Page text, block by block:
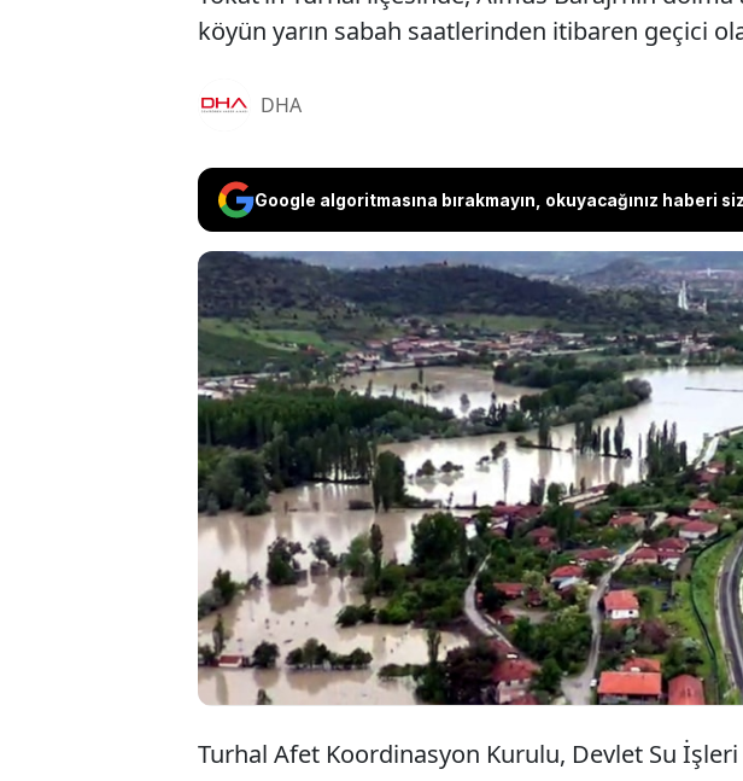
köyün yarın sabah saatlerinden itibaren geçici
DHA
Google algoritmasına bırakmayın, okuyacağınız haberi
Tokat’ın Turhal ilçesinde, Almus
gelmesi nedeniyle risk
sabah saatlerinden itibaren
karar verildi.
Turhal Afet Koordinasyon Kurulu, Devlet Su